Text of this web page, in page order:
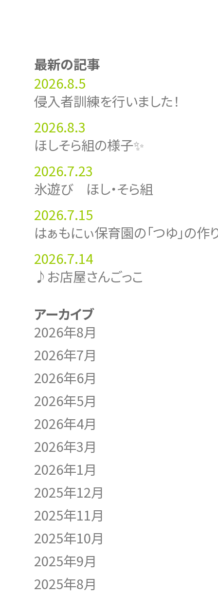
最新の記事
2026.8.5
侵入者訓練を行いました！
2026.8.3
ほしそら組の様子✨
2026.7.23
氷遊び ほし・そら組
2026.7.15
はぁもにぃ保育園の「つゆ」の作
2026.7.14
♪お店屋さんごっこ
アーカイブ
2026年8月
2026年7月
2026年6月
2026年5月
2026年4月
2026年3月
2026年1月
2025年12月
2025年11月
2025年10月
2025年9月
2025年8月